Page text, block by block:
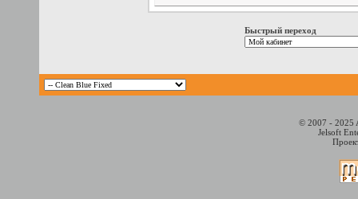
Быстрый переход
© 2007 - 2025
Jelsoft